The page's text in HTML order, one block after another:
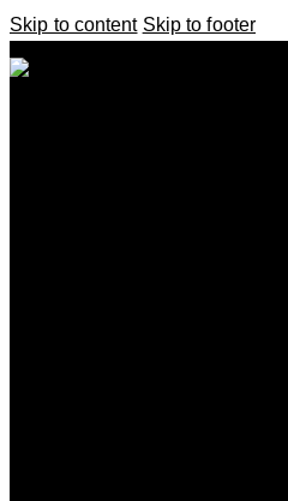
Skip to content Skip to footer